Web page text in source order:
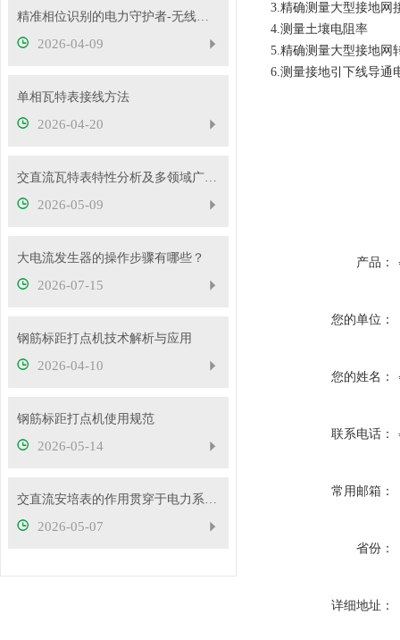
精准相位识别的电力守护者-无线高压核相仪
2026-04-09
单相瓦特表接线方法
2026-04-20
交直流瓦特表特性分析及多领域广泛应用
2026-05-09
大电流发生器的操作步骤有哪些？
2026-07-15
钢筋标距打点机技术解析与应用
2026-04-10
钢筋标距打点机使用规范
2026-05-14
交直流安培表的作用贯穿于电力系统的方方面面
2026-05-07
3.精确测量大型接地网
4.测量土壤电阻率
5.精确测量大型接地网
6.测量接地引下线导通
产品：
您的单位：
您的姓名：
联系电话：
常用邮箱：
省份：
详细地址：